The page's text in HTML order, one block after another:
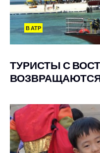
В АТР
ТУРИСТЫ С